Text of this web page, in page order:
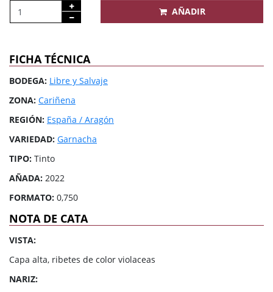
AÑADIR
FICHA TÉCNICA
BODEGA: Libre y Salvaje
ZONA: Cariñena
REGIÓN: España / Aragón
VARIEDAD: Garnacha
TIPO: Tinto
AÑADA: 2022
FORMATO: 0,750
NOTA DE CATA
VISTA:
Capa alta, ribetes de color violaceas
NARIZ: